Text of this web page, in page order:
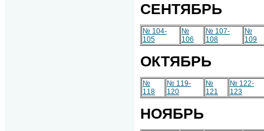
СЕНТЯБРЬ
№ 104-
105
№
106
№ 107-
108
№
109
ОКТЯБРЬ
№
118
№ 119-
120
№
121
№ 122-
123
НОЯБРЬ